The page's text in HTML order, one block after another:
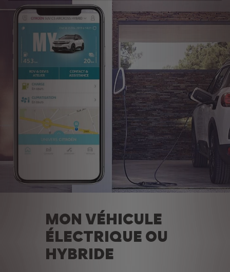
MON VÉHICULE
ÉLECTRIQUE OU
HYBRIDE